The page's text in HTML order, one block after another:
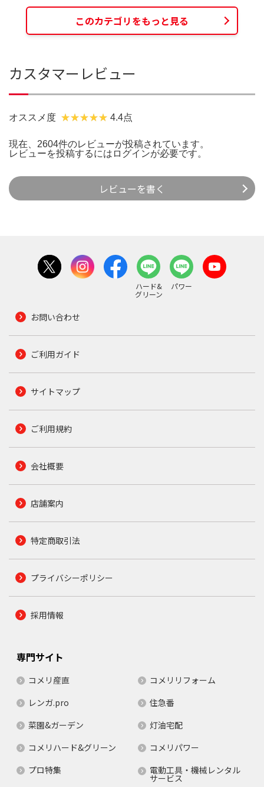
このカテゴリをもっと見る
カスタマーレビュー
オススメ度 4.4点
現在、2604件のレビューが投稿されています。
レビューを投稿するには ログインが必要です。
レビューを書く
ハード&
グリーン
パワー
お問い合わせ
ご利用ガイド
サイトマップ
ご利用規約
会社概要
店舗案内
特定商取引法
プライバシーポリシー
採用情報
専門サイト
コメリ産直
コメリリフォーム
レンガ.pro
住急番
菜園&ガーデン
灯油宅配
コメリハード&グリーン
コメリパワー
プロ特集
電動工具・機械レンタル
サービス